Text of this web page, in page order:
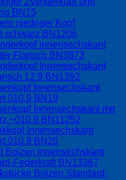
BN15
niedriger Kopf
schwarz BN1206
innensechskant
Flansch BN3873
Innensechskant
12.9 BN1392
Innensechskant
010.9 BN19
Innensechskant mit
~010.9 BN11252
Innensechskant
010.9 BN20
Bolzen Innensechskant
Federkraft BN13367
Bolzen Standard-